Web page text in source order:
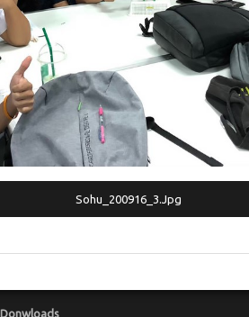
Sohu_200916_3.jpg
Donwloads